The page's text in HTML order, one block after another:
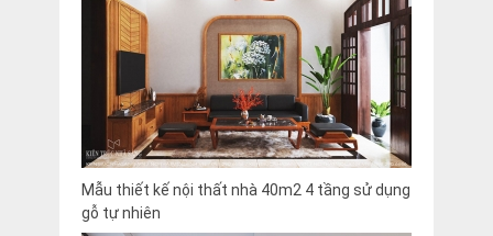
Mẫu thiết kế nội thất nhà 40m2 4 tầng sử dụng
gỗ tự nhiên